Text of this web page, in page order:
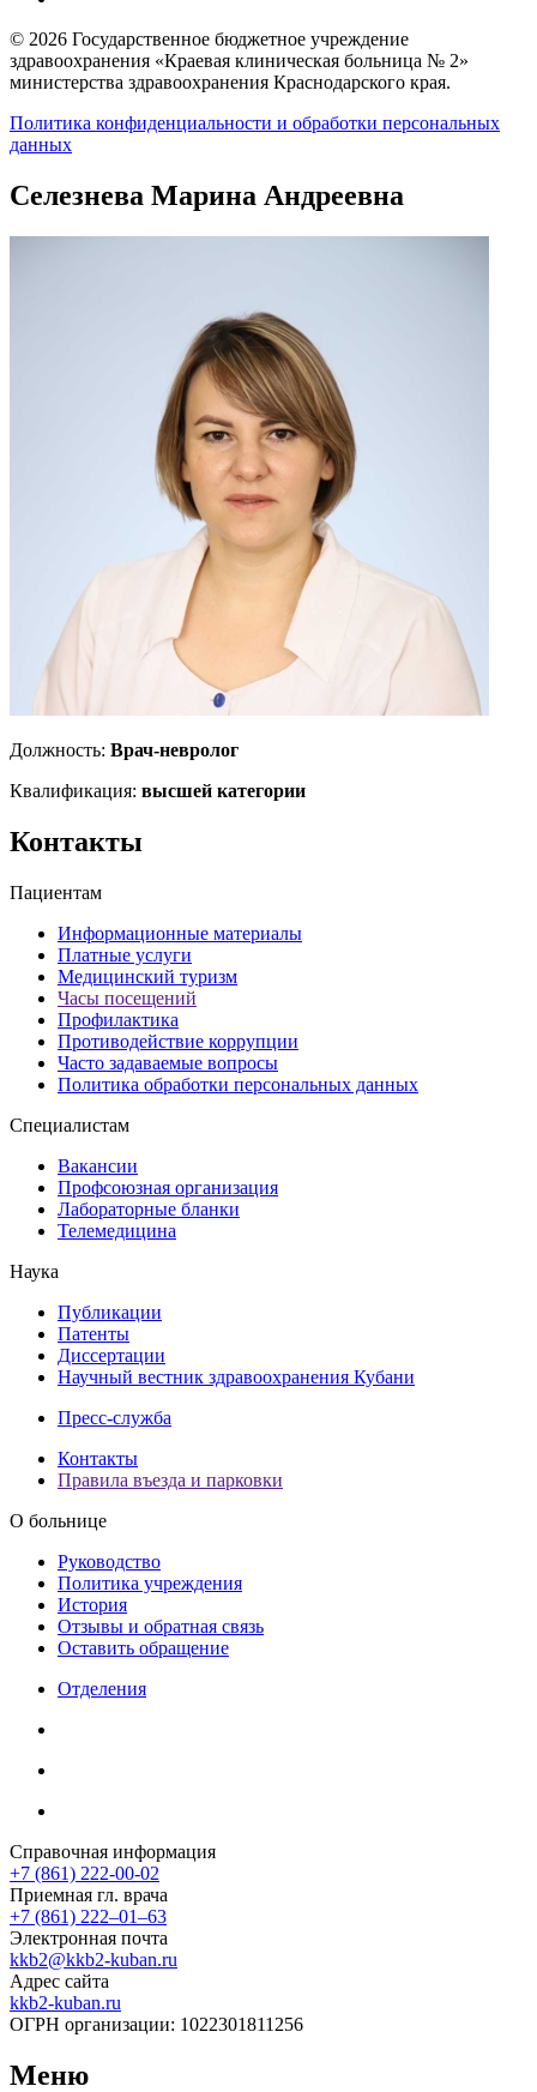
© 2026 Государственное бюджетное учреждение
здравоохранения «Краевая клиническая больница № 2»
министерства здравоохранения Краснодарского края.
Политика конфиденциальности и обработки персональных
данных
Селезнева Марина Андреевна
Должность: Врач-невролог
Квалификация: высшей категории
Контакты
Пациентам
Информационные материалы
Платные услуги
Медицинский туризм
Часы посещений
Профилактика
Противодействие коррупции
Часто задаваемые вопросы
Политика обработки персональных данных
Специалистам
Вакансии
Профсоюзная организация
Лабораторные бланки
Телемедицина
Наука
Публикации
Патенты
Диссертации
Научный вестник здравоохранения Кубани
Пресс-служба
Контакты
Правила въезда и парковки
О больнице
Руководство
Политика учреждения
История
Отзывы и обратная связь
Оставить обращение
Отделения
Справочная информация
+7 (861) 222-00-02
Приемная гл. врача
+7 (861) 222‒01‒63
Электронная почта
kkb2@kkb2-kuban.ru
Адрес сайта
kkb2-kuban.ru
ОГРН организации: 1022301811256
Меню